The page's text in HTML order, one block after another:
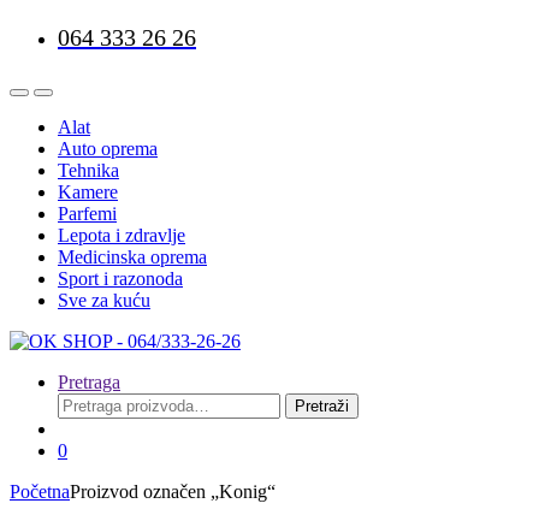
064 333 26 26
Alat
Auto oprema
Tehnika
Kamere
Parfemi
Lepota i zdravlje
Medicinska oprema
Sport i razonoda
Sve za kuću
Pretraga
Pretraga
za:
Pretraži
0
PočetnaProizvod označen „Konig“